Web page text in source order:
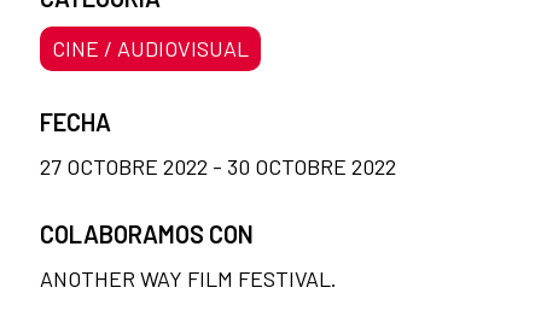
CINE / AUDIOVISUAL
FECHA
27 OCTOBRE 2022 - 30 OCTOBRE 2022
COLABORAMOS CON
ANOTHER WAY FILM FESTIVAL.